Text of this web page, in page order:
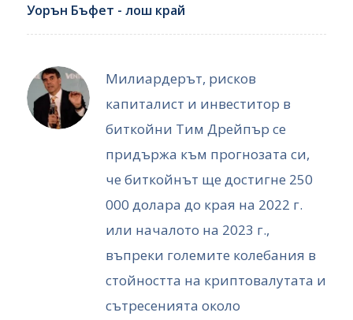
Уорън Бъфет - лош край
Милиардерът, рисков
капиталист и инвеститор в
биткойни Тим Дрейпър се
придържа към прогнозата си,
че биткойнът ще достигне 250
000 долара до края на 2022 г.
или началото на 2023 г.,
въпреки големите колебания в
стойността на криптовалутата и
сътресенията около